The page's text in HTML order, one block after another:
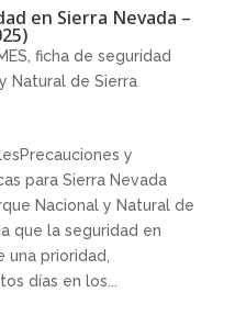
en Sierra Nevada –
, ficha de seguridad
Natural de Sierra
y
para Sierra Nevada
Nacional y Natural de
que la seguridad en
una prioridad,
días en los...